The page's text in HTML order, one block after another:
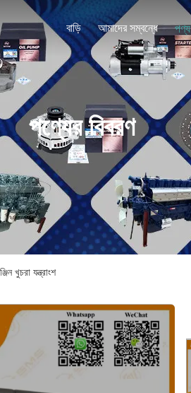
বাড়ি আমাদের সম্বন্ধে পণ্য
পণ্যের বিবরণ
যন্ত্রাংশ